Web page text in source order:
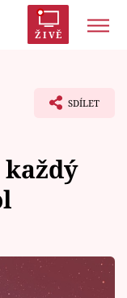
ŽIVĚ
SDÍLET